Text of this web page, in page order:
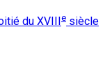
du XVIIIe siècle